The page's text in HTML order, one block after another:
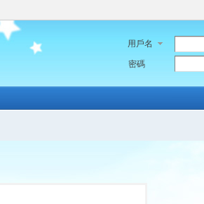
用戶名
密碼